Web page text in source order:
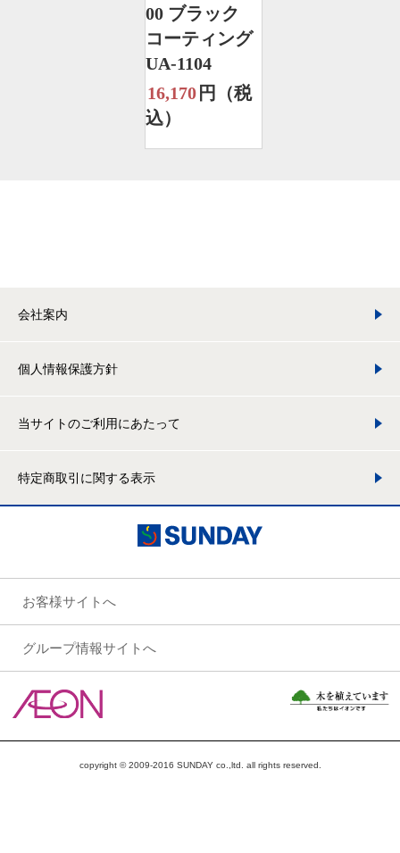
00 ブラック
コーティング
UA-1104
16,170 円（税
込）
会社案内
個人情報保護方針
当サイトのご利用にあたって
特定商取引に関する表示
お客様サイトへ
グループ情報サイトへ
copyright © 2009-2016 SUNDAY co.,ltd. all rights reserved.